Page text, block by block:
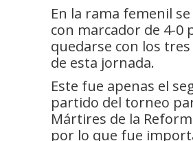
En la rama femenil
con marcador de 4-0
quedarse con los
de esta jornada.
Este fue apenas el
partido del torneo
Mártires de la
por lo que fue